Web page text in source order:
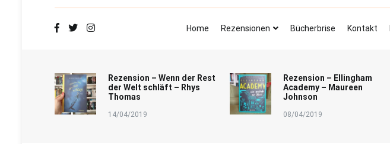
Home
Rezensionen Bücherbrise Kontakt
Rezension – Wenn der Rest
der Welt schläft – Rhys
Thomas
14/04/2019
Rezension – Ellingham
Academy – Maureen
Johnson
08/04/2019